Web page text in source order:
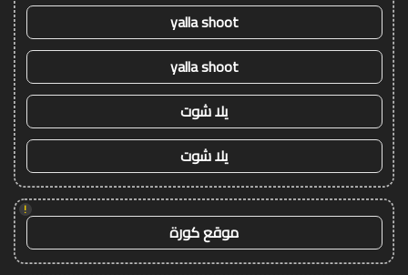
yalla shoot
yalla shoot
يلا شوت
يلا شوت
!
موقع كورة